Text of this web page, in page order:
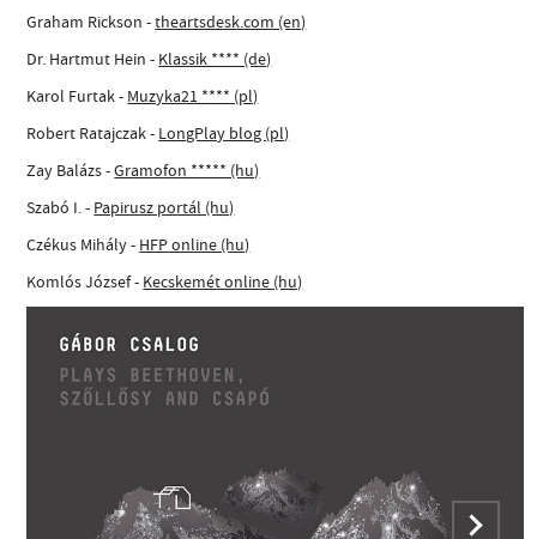
Graham Rickson -theartsdesk.com (en)
Dr. Hartmut Hein - Klassik **** (de)
Karol Furtak - Muzyka21 **** (pl)
Robert Ratajczak - LongPlay blog (pl)
Zay Balázs -Gramofon ***** (hu)
Szabó I. - Papirusz portál (hu)
Czékus Mihály - HFP online (hu)
Komlós József - Kecskemét online (hu)